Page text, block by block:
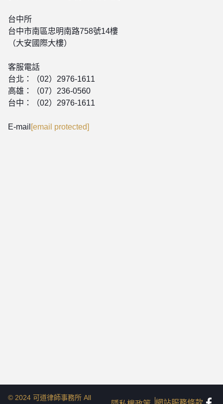
台中所
台中市南區忠明南路758號14樓
（大安國際大樓）
客服電話
台北：（02）2976-1611
高雄：（07）236-0560
台中：（02）2976-1611
E-mail [email protected]
© 2024 可道律師事務所 All